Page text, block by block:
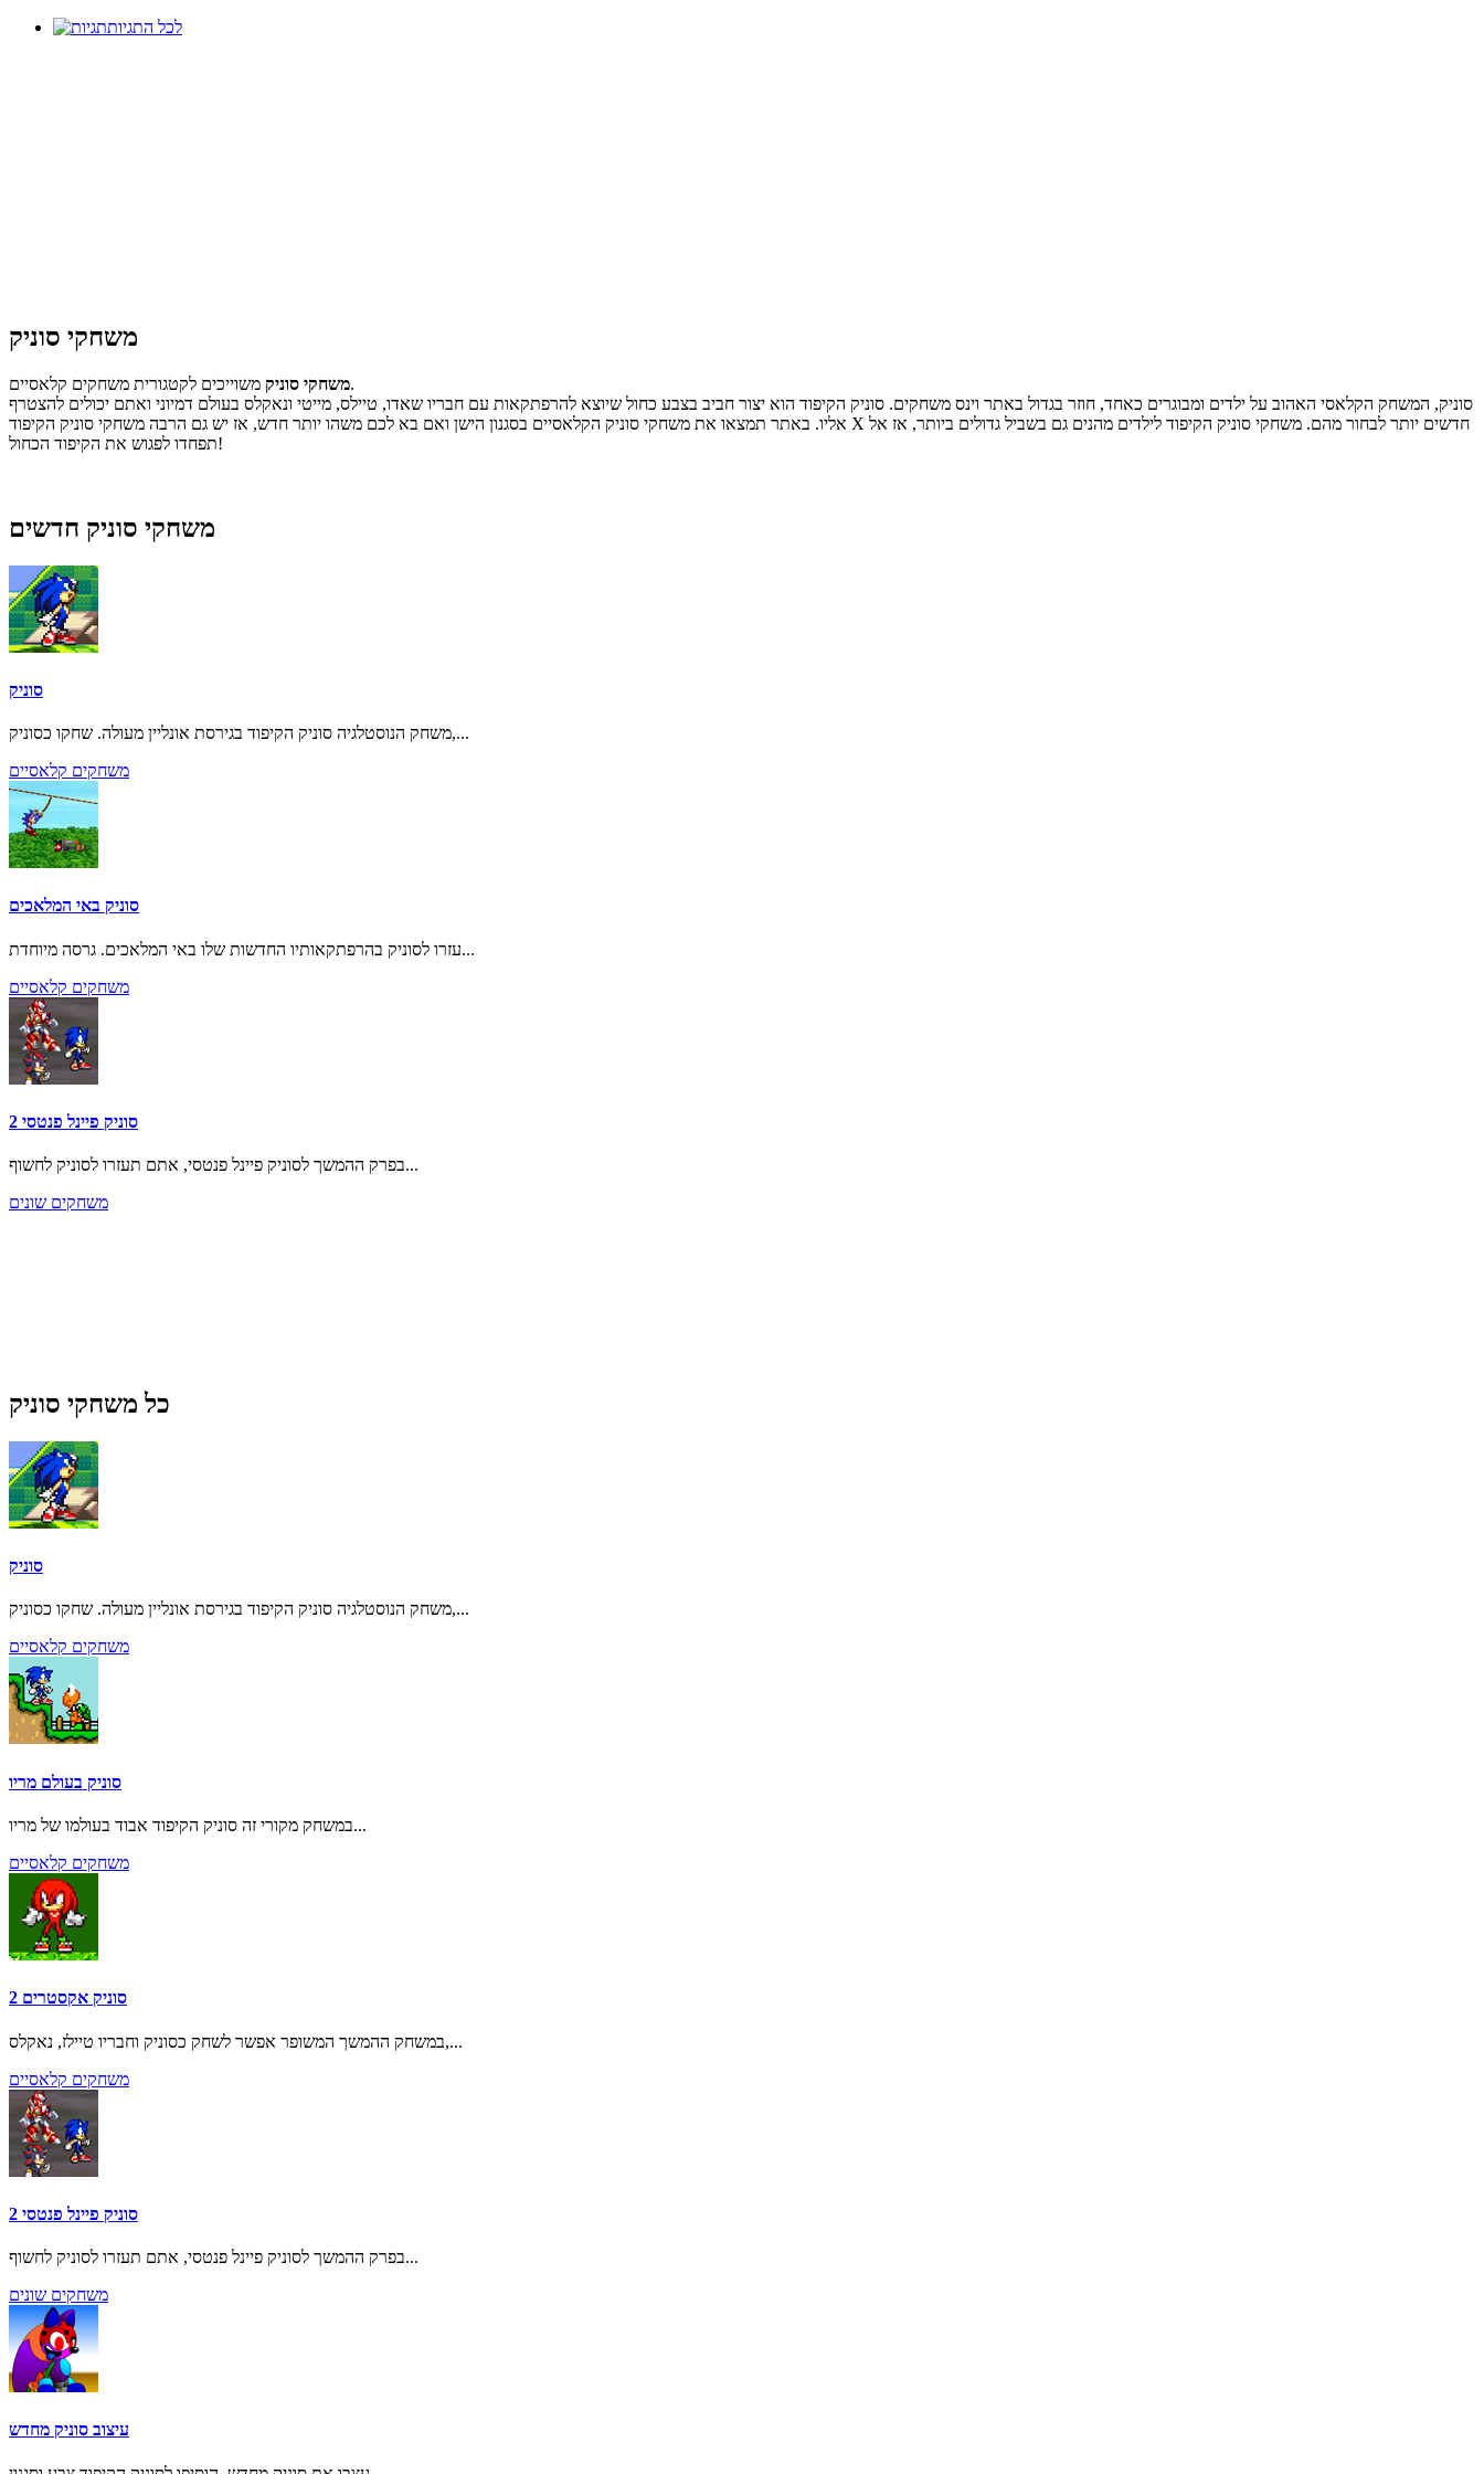
לכל התגיות
משחקי סוניק
משחקי סוניקמשוייכים לקטגורית משחקים קלאסיים.
סוניק, המשחק הקלאסי האהוב על ילדים ומבוגרים כאחד, חוזר בגדול באתר וינס משחקים. סוניק הקיפוד הוא יצור חביב בצבע כחול שיוצא להרפתקאות עם חבריו שאדו, טיילס, מייטי ונאקלס בעולם דמיוני ואתם יכולים להצטרף
אליו. באתר תמצאו את משחקי סוניק הקלאסיים בסגנון הישן ואם בא לכם משהו יותר חדש, אז יש גם הרבה משחקי סוניק הקיפוד X חדשים יותר לבחור מהם. משחקי סוניק הקיפוד לילדים מהנים גם בשביל גדולים ביותר, אז אל
תפחדו לפגוש את הקיפוד הכחול!
משחקי סוניק חדשים
סוניק
משחק הנוסטלגיה סוניק הקיפוד בגירסת אונליין מעולה. שחקו כסוניק,...
משחקים קלאסיים
סוניק באי המלאכים
עזרו לסוניק בהרפתקאותיו החדשות שלו באי המלאכים. גרסה מיוחדת...
משחקים קלאסיים
סוניק פיינל פנטסי 2
בפרק ההמשך לסוניק פיינל פנטסי, אתם תעזרו לסוניק לחשוף...
משחקים שונים
כל משחקי סוניק
סוניק
משחק הנוסטלגיה סוניק הקיפוד בגירסת אונליין מעולה. שחקו כסוניק,...
משחקים קלאסיים
סוניק בעולם מריו
במשחק מקורי זה סוניק הקיפוד אבוד בעולמו של מריו...
משחקים קלאסיים
סוניק אקסטרים 2
במשחק ההמשך המשופר אפשר לשחק כסוניק וחבריו טיילז, נאקלס,...
משחקים קלאסיים
סוניק פיינל פנטסי 2
בפרק ההמשך לסוניק פיינל פנטסי, אתם תעזרו לסוניק לחשוף...
משחקים שונים
עיצוב סוניק מחדש